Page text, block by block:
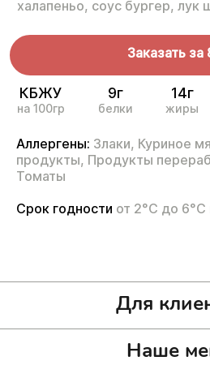
халапеньо, соус бургер, лук
Заказать за
КБЖУ
на 100гр
9г
белки
14г
жиры
Аллергены: Злаки, Куриное
продукты, Продукты
Томаты
Срок годности от 2°С до 6°С
Для
Наше